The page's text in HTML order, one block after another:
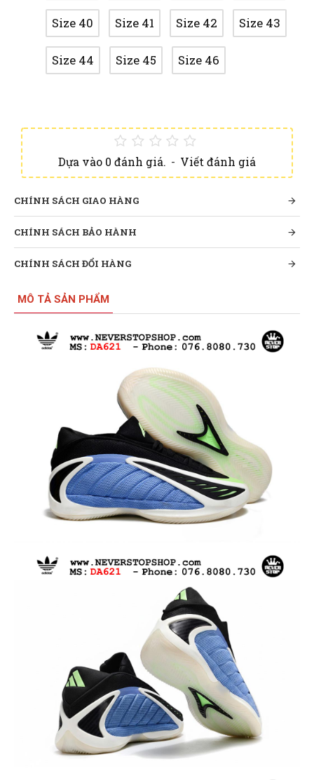
Dựa vào 0 đánh giá. - Viết đánh giá
Size 40 Size 41 Size 42 Size 43
Size 44 Size 45 Size 46
CHÍNH SÁCH GIAO HÀNG
CHÍNH SÁCH BẢO HÀNH
CHÍNH SÁCH ĐỔI HÀNG
MÔ TẢ SẢN PHẨM